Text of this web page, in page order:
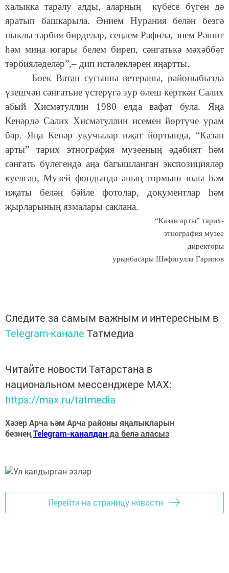
халыкка таралу алды, аларның күбесе бүген дә
яратып башкарыла. Әнием Нурания белән безгә
ныклы тәрбия бирделәр, сеңлем Рафилә, энем Рәшит
һәм миңа югары белем биреп, сәнгатькә мәхәббәт
тәрбияләделәр”,– дип истәлекләрен яңартты.
Бөек Ватан сугышы ветераны, районыбызда
үзешчән сәнгатьне үстерүгә зур өлеш керткән Салих
абый Хисмәтуллин 1980 елда вафат була. Яңа
Кенәрдә Салих Хисмәтуллин исемен йөртүче урам
бар. Яңа Кенәр укучылар иҗат йортында, “Казан
арты” тарих этнография музееның әдәбият һәм
сәнгать бүлегендә аңа багышланган экспозицияләр
куелган, Музей фондында аның тормыш юлы һәм
иҗаты белән бәйле фотолар, документлар һәм
җырларының язмалары саклана.
“Казан арты” тарих-
этнография музее
директоры
урынбасары Шәфигулла Гарипов
Следите за самым важным и интересным в
Telegram-канале Татмедиа
Читайте новости Татарстана в
национальном мессенджере MАХ:
https://max.ru/tatmedia
Хәзер Арча һәм Арча районы яңалыкларын
безнеңTelegram-каналданда белә аласыз
Перейти на страницу новости